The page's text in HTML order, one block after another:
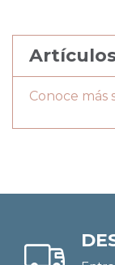
Conoce más